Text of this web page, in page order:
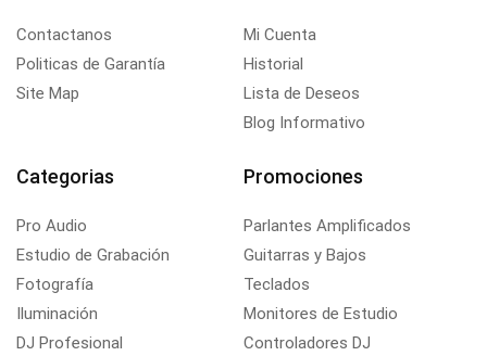
Contactanos
Politicas de Garantía
Site Map
Mi Cuenta
Historial
Lista de Deseos
Blog Informativo
Categorias
Pro Audio
Estudio de Grabación
Fotografía
Iluminación
DJ Profesional
Promociones
Parlantes Amplificados
Guitarras y Bajos
Teclados
Monitores de Estudio
Controladores DJ